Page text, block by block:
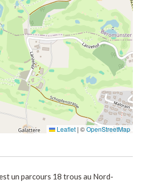
Leaflet | ©OpenStreetMap
un parcours 18 trous au Nord-